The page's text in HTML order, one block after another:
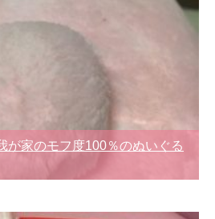
が家のモフ度100％のぬいぐる